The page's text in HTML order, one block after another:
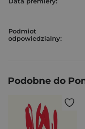
Podmiot
odpowiedzialny:
Podobne do